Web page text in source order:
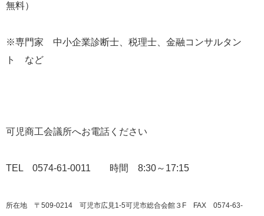
無料）
※専門家 中小企業診断士、税理士、金融コンサルタン
ト など
可児商工会議所へお電話ください
TEL 0574-61-0011 時間 8:30～17:15
所在地 〒509-0214 可児市広見1-5可児市総合会館３F
FAX 0574-63-